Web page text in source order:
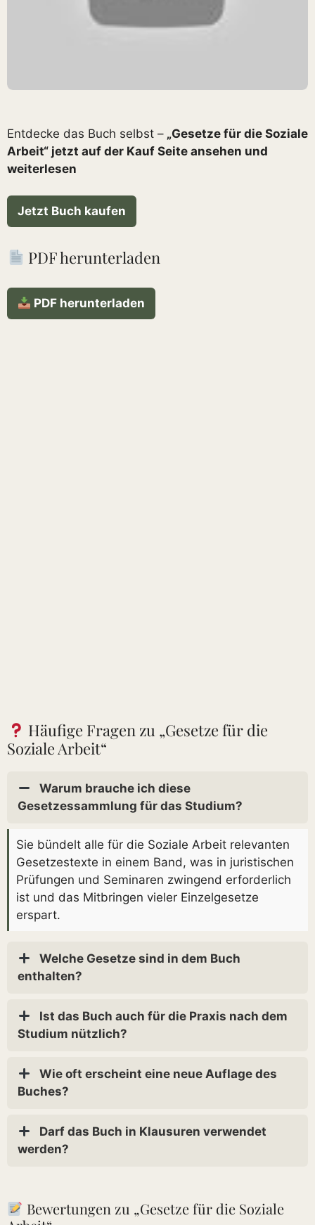
Entdecke das Buch selbst – „Gesetze für die Soziale
Arbeit“ jetzt auf der Kauf Seite ansehen und
weiterlesen
Jetzt Buch kaufen
PDF herunterladen
PDF herunterladen
Häufige Fragen zu „Gesetze für die
Soziale Arbeit“
Warum brauche ich diese
Gesetzessammlung für das Studium?
Sie bündelt alle für die Soziale Arbeit relevanten
Gesetzestexte in einem Band, was in juristischen
Prüfungen und Seminaren zwingend erforderlich
ist und das Mitbringen vieler Einzelgesetze
erspart.
Welche Gesetze sind in dem Buch
enthalten?
Studium nützlich?
Wie oft erscheint eine neue Auflage des
Buches?
werden?
Bewertungen zu „Gesetze für die Soziale